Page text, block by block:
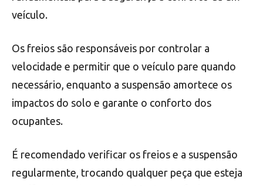
necessário trocá-los para garantir a segurança do
Freios e suspensão
Os freios e a suspensão são componentes
fundamentais para a segurança e conforto de um
veículo.
Os freios são responsáveis por controlar a
velocidade e permitir que o veículo pare quando